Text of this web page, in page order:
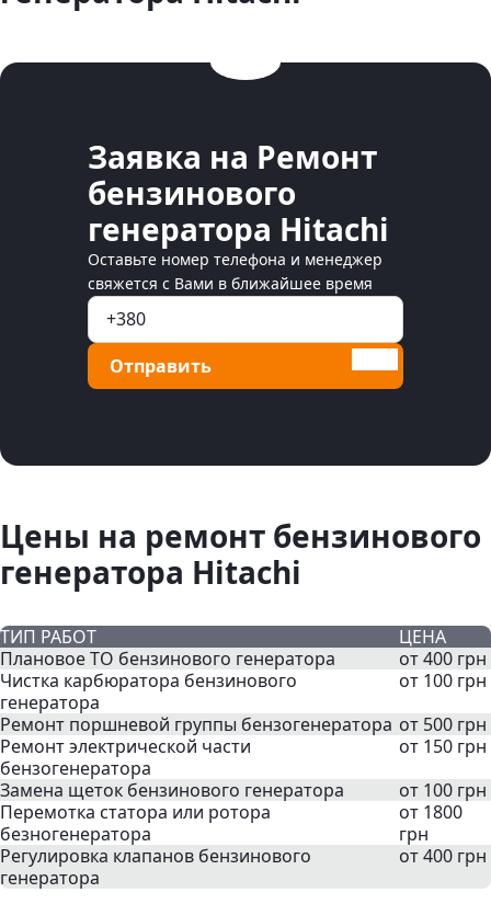
Заявка на Ремонт
бензинового
генератора Hitachi
Оставьте номер телефона и менеджер
свяжется с Вами в ближайшее время
Отправить
Цены на ремонт бензинового
генератора Hitachi
ТИП РАБОТ
ЦЕНА
Плановое ТО бензинового генератора
от 400 грн
Чистка карбюратора бензинового
генератора
от 100 грн
Ремонт поршневой группы бензогенератора от 500 грн
Ремонт электрической части
бензогенератора
от 150 грн
Замена щеток бензинового генератора
от 100 грн
Перемотка статора или ротора
безногенератора
от 1800
грн
Регулировка клапанов бензинового
генератора
от 400 грн